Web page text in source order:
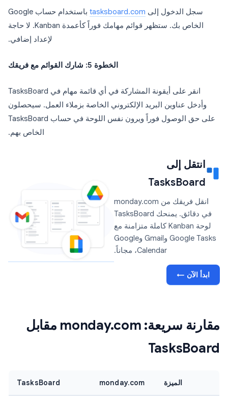
سجل الدخول إلى tasksboard.com
باستخدام حساب Google
الخاص بك. ستظهر قوائم مهامك فوراً كأعمدة Kanban. لا حاجة
لإعداد إضافي.
الخطوة 5: شارك القوائم مع فريقك
انقر على أيقونة المشاركة في أي قائمة مهام في TasksBoard
وأدخل عناوين البريد الإلكتروني الخاصة بزملاء العمل. سيحصلون
على حق الوصول فوراً ويرون نفس اللوحة في حساب TasksBoard
الخاص بهم.
انتقل إلى
TasksBoard
انقل فريقك من monday.com
في دقائق. يمنحك TasksBoard
لوحة Kanban كاملة متزامنة مع
Google Tasks وGmail وGoogle
Calendar، مجاناً.
ابدأ الآن ←
مقارنة سريعة: monday.com مقابل
TasksBoard
الميزة monday.com
TasksBoard